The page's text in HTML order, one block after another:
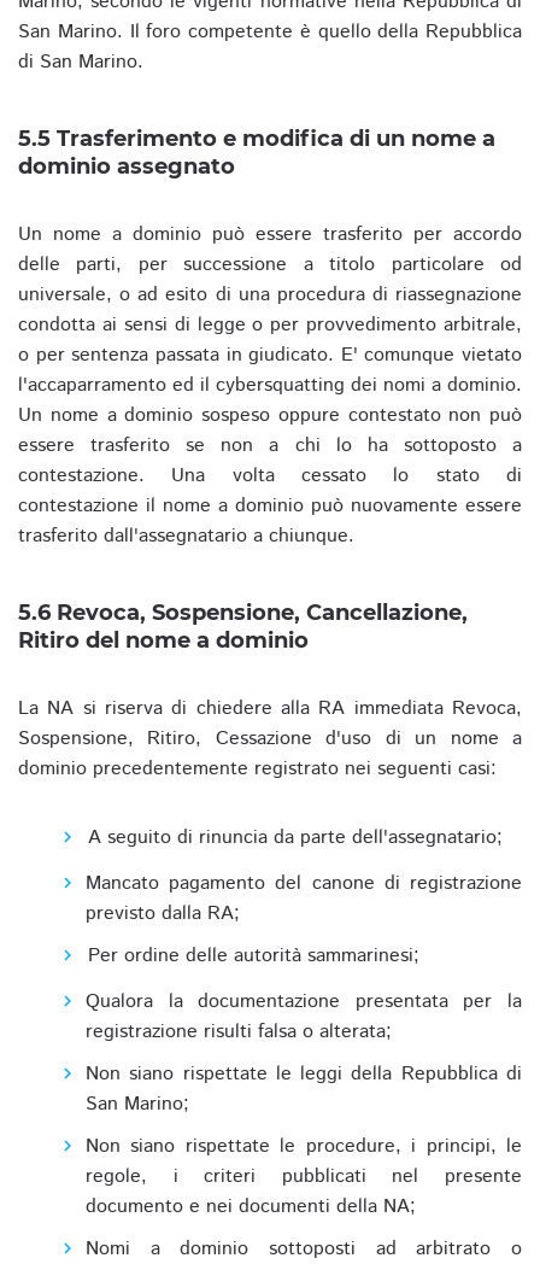
San Marino. Il foro competente è quello della Repubblica
di San Marino.
5.5 Trasferimento e modifica di un nome a
dominio assegnato
Un nome a dominio può essere trasferito per accordo
delle parti, per successione a titolo particolare od
universale, o ad esito di una procedura di riassegnazione
condotta ai sensi di legge o per provvedimento arbitrale,
o per sentenza passata in giudicato. E' comunque vietato
l'accaparramento ed il cybersquatting dei nomi a dominio.
Un nome a dominio sospeso oppure contestato non può
essere trasferito se non a chi lo ha sottoposto a
contestazione. Una volta cessato lo stato di
contestazione il nome a dominio può nuovamente essere
trasferito dall'assegnatario a chiunque.
5.6 Revoca, Sospensione, Cancellazione,
Ritiro del nome a dominio
La NA si riserva di chiedere alla RA immediata Revoca,
Sospensione, Ritiro, Cessazione d'uso di un nome a
dominio precedentemente registrato nei seguenti casi:
A seguito di rinuncia da parte dell'assegnatario;
Mancato pagamento del canone di registrazione
previsto dalla RA;
Per ordine delle autorità sammarinesi;
Qualora la documentazione presentata per la
registrazione risulti falsa o alterata;
Non siano rispettate le leggi della Repubblica di
San Marino;
Non siano rispettate le procedure, i principi, le
regole, i criteri pubblicati nel presente
documento e nei documenti della NA;
Nomi a dominio sottoposti ad arbitrato o